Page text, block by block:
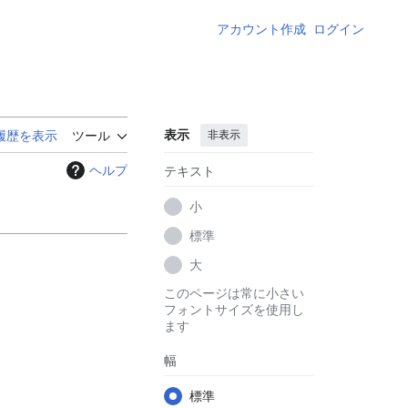
アカウント作成 ログイン
歴を表示 ツール 表示 非表示
テキスト
小
標準
大
このページは常に小さい
フォントサイズを使用し
ます
幅
標準
ヘルプ